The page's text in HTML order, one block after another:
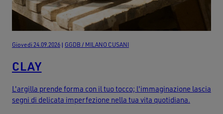
Giovedi 24.09.2026 | GGDB / MILANO CUSANI
CLAY
L'argilla prende forma con il tuo tocco; l'immaginazione lascia
segni di delicata imperfezione nella tua vita quotidiana.